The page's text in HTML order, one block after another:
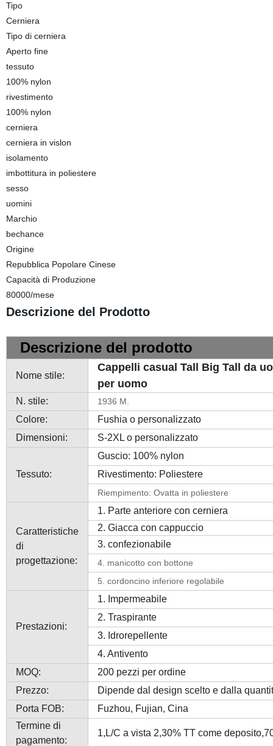
Tipo
Cerniera
Tipo di cerniera
Aperto fine
tessuto
100% nylon
rivestimento
100% nylon
cerniera
cerniera in vislon
isolamento
imbottitura in poliestere
sesso
uomini
Marchio
bechance
Origine
Repubblica Popolare Cinese
Capacità di Produzione
80000/mese
Descrizione del Prodotto
Descrizione del prodotto
Nome stile:
Cappelli casual Tall Big Tall da
per uomo
N. stile: 1936 M.
Colore:
Fushia o personalizzato
Dimensioni:
S-2XL o personalizzato
Tessuto:
Guscio: 100% nylon
Rivestimento: Poliestere
Riempimento: Ovatta in poliestere
Caratteristiche
di
progettazione:
1. Parte anteriore con cerniera
2. Giacca con cappuccio
3. confezionabile
4. manicotto con bottone
5. cordoncino inferiore regolabile
Prestazioni:
1. Impermeabile
2. Traspirante
3. Idrorepellente
4. Antivento
MOQ:
200 pezzi per ordine
Prezzo:
Dipende dal design scelto e dalla
Porta FOB:
Fuzhou, Fujian, Cina
Termine di
pagamento:
1,L/C a vista 2,30% TT come